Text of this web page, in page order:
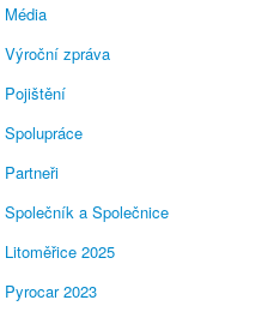
Média
Výroční zpráva
Pojištění
Spolupráce
Partneři
Společník a Společnice
Litoměřice 2025
Pyrocar 2023